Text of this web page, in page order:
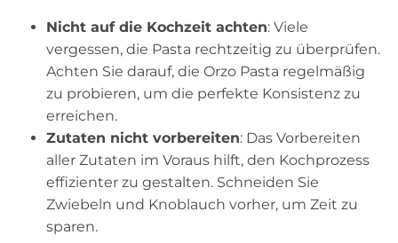
Nicht auf die Kochzeit achten: Viele
vergessen, die Pasta rechtzeitig zu überprüfen.
Achten Sie darauf, die Orzo Pasta regelmäßig
zu probieren, um die perfekte Konsistenz zu
erreichen.
Zutaten nicht vorbereiten: Das Vorbereiten
aller Zutaten im Voraus hilft, den Kochprozess
effizienter zu gestalten. Schneiden Sie
Zwiebeln und Knoblauch vorher, um Zeit zu
sparen.